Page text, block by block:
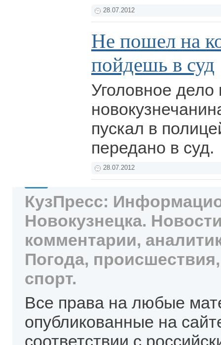
28.07.2012
Не пошел на
пойдешь в суд
Уголовное
пускал в
передано в суд.
28.07.2012
КузПресс:
Новокузнецка.
комментарии,
Погода,
спорт.
Все права на любые
опубликованные на
соответствии с